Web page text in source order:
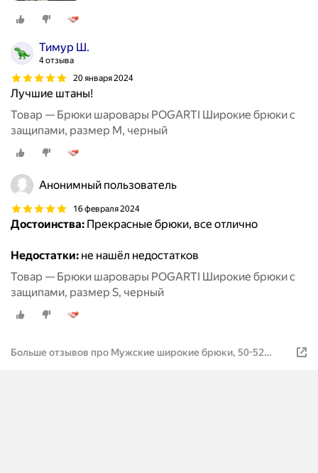
Тимур Ш.
4 отзыва
20 января 2024
Лучшие штаны!
Товар — Брюки шаровары POGARTI Широкие брюки с
защипами, размер M, черный
Анонимный пользователь
16 февраля 2024
Достоинства: Прекрасные брюки, все отлично
Недостатки: не нашёл недостатков
Товар — Брюки шаровары POGARTI Широкие брюки с
защипами, размер S, черный
Больше отзывов про Мужские широкие брюки, 50-52